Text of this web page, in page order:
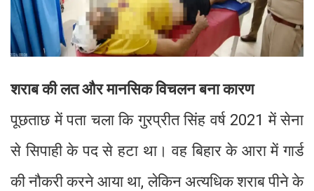
शराब की लत और मानसिक विचलन बना कारण
पूछताछ में पता चला कि गुरप्रीत सिंह वर्ष 2021 में सेना
से सिपाही के पद से हटा था। वह बिहार के आरा में गार्ड
की नौकरी करने आया था, लेकिन अत्यधिक शराब पीने के